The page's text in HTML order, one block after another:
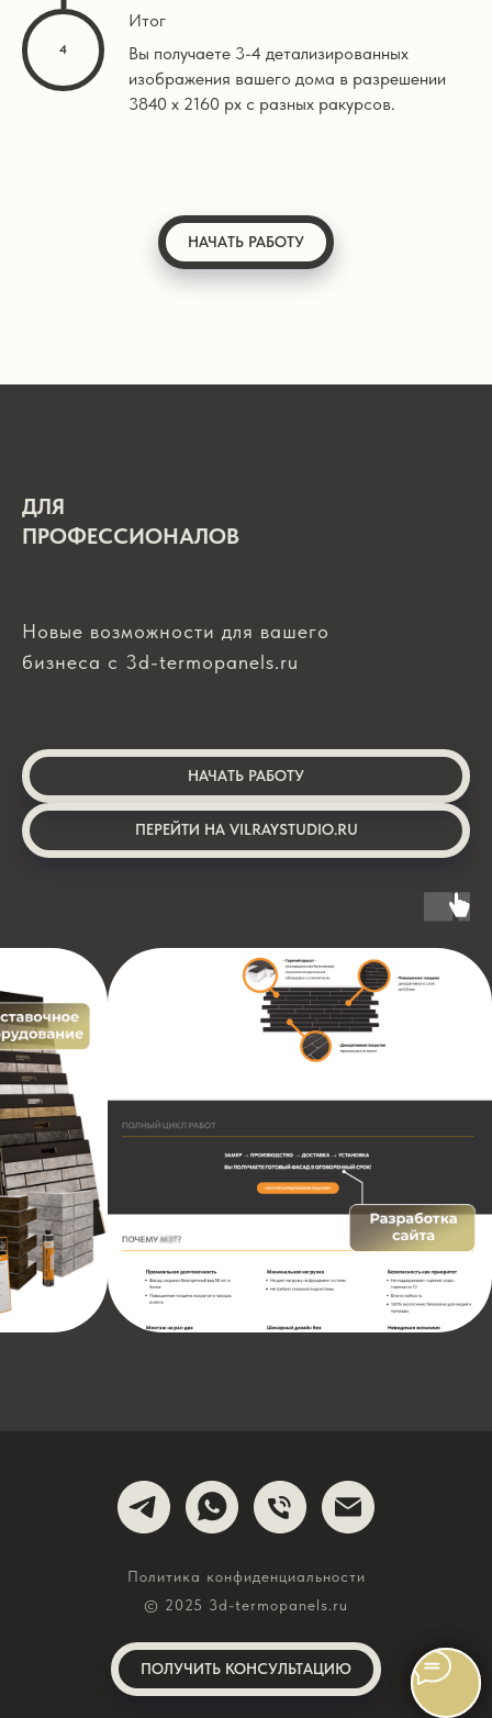
Итог
Вы получаете 3-4 детализированных
изображения вашего дома в разрешении
3840 х 2160 px с разных ракурсов.
НАЧАТЬ РАБОТУ
ДЛЯ
ПРОФЕССИОНАЛОВ
Новые возможности для вашего
бизнеса с 3d-termopanels.ru
НАЧАТЬ РАБОТУ
ПЕРЕЙТИ НА VILRAYSTUDIO.RU
Политика конфиденциальности
© 2025 3d-termopanels.ru
ПОЛУЧИТЬ КОНСУЛЬТАЦИЮ